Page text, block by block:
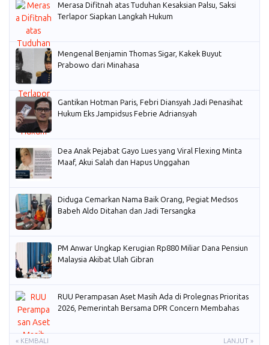
Merasa Difitnah atas Tuduhan Kesaksian Palsu, Saksi
Terlapor Siapkan Langkah Hukum
Mengenal Benjamin Thomas Sigar, Kakek Buyut
Prabowo dari Minahasa
Gantikan Hotman Paris, Febri Diansyah Jadi Penasihat
Hukum Eks Jampidsus Febrie Adriansyah
Dea Anak Pejabat Gayo Lues yang Viral Flexing Minta
Maaf, Akui Salah dan Hapus Unggahan
Diduga Cemarkan Nama Baik Orang, Pegiat Medsos
Babeh Aldo Ditahan dan Jadi Tersangka
PM Anwar Ungkap Kerugian Rp880 Miliar Dana Pensiun
Malaysia Akibat Ulah Gibran
RUU Perampasan Aset Masih Ada di Prolegnas Prioritas
2026, Pemerintah Bersama DPR Concern Membahas
« KEMBALI LANJUT »